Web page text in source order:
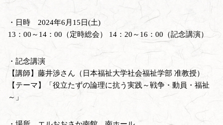
・日時 2024年6月15日(土)
13：00～14：00（定時総会） 14：20～16：00（記念講演）
・記念講演
【講師】藤井渉さん（日本福祉大学社会福祉学部 准教授）
【テーマ】「役立たずの論理に抗う実践～戦争・動員・福祉
～」